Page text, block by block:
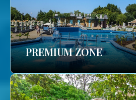
PREMIUM ZONE